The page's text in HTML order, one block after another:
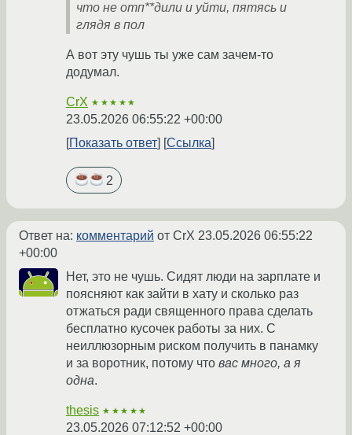
что не отп**дили и уйти, пятясь и
глядя в пол
А вот эту чушь ты уже сам зачем-то
додумал.
CrX ★★★★★
23.05.2026 06:55:22 +00:00
Показать ответ
Ссылка
2
Ответ на: комментарий от CrX 23.05.2026 06:55:22
+00:00
Нет, это не чушь. Сидят люди на зарплате и
поясняют как зайти в хату и сколько раз
отжаться ради священного права сделать
бесплатно кусочек работы за них. С
неиллюзорным риском получить в панамку
и за воротник, потому что вас много, а я
одна.
thesis ★★★★★
23.05.2026 07:12:52 +00:00